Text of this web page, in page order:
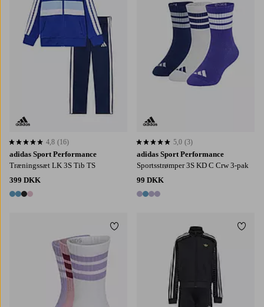
adidas Sport Performance
Træningssæt LK 3S Tib TS
399 DKK
4 farver
4,8 baseret på 16 bedømmelser
4,8 (16)
adidas Sport Performance
Sportsstrømper 3S KD C Crw 3-pak
99 DKK
4 farver
5,0 baseret på 3 bedømmelser
5,0 (3)
Tilføj til favoritter
28/30 31/33 128